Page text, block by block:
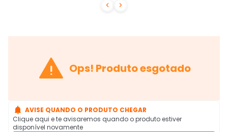
 
 Ops! Produto esgotado
 AVISE QUANDO O PRODUTO CHEGAR
Clique aqui e te avisaremos quando o produto estiver
disponível novamente